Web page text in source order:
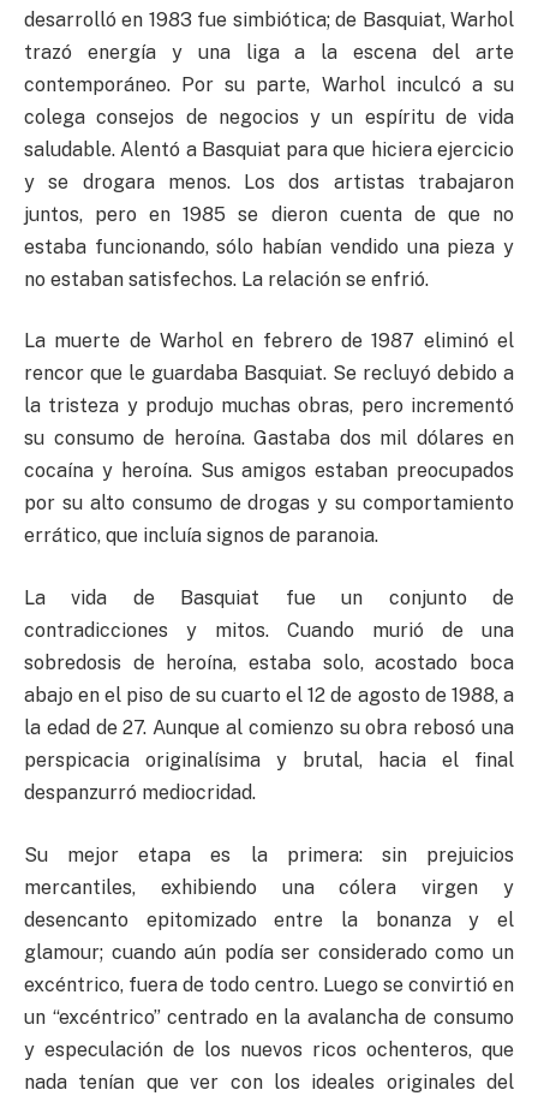
desarrolló en 1983 fue simbiótica; de Basquiat, Warhol
trazó energía y una liga a la escena del arte
contemporáneo. Por su parte, Warhol inculcó a su
colega consejos de negocios y un espíritu de vida
saludable. Alentó a Basquiat para que hiciera ejercicio
y se drogara menos. Los dos artistas trabajaron
juntos, pero en 1985 se dieron cuenta de que no
estaba funcionando, sólo habían vendido una pieza y
no estaban satisfechos. La relación se enfrió.
La muerte de Warhol en febrero de 1987 eliminó el
rencor que le guardaba Basquiat. Se recluyó debido a
la tristeza y produjo muchas obras, pero incrementó
su consumo de heroína. Gastaba dos mil dólares en
cocaína y heroína. Sus amigos estaban preocupados
por su alto consumo de drogas y su comportamiento
errático, que incluía signos de paranoia.
La vida de Basquiat fue un conjunto de
contradicciones y mitos. Cuando murió de una
sobredosis de heroína, estaba solo, acostado boca
abajo en el piso de su cuarto el 12 de agosto de 1988, a
la edad de 27. Aunque al comienzo su obra rebosó una
perspicacia originalísima y brutal, hacia el final
despanzurró mediocridad.
Su mejor etapa es la primera: sin prejuicios
mercantiles, exhibiendo una cólera virgen y
desencanto epitomizado entre la bonanza y el
glamour; cuando aún podía ser considerado como un
excéntrico, fuera de todo centro. Luego se convirtió en
un “excéntrico” centrado en la avalancha de consumo
y especulación de los nuevos ricos ochenteros, que
nada tenían que ver con los ideales originales del